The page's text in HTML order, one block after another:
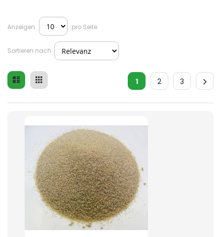
Anzeigen pro Seite
Sortieren nach
1 2 3
Ansicht
Liste Raster